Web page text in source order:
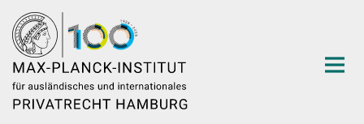
Hauptinhalt